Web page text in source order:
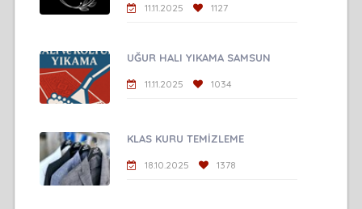
11.11.2025 1127
UĞUR HALI YIKAMA SAMSUN
11.11.2025 1034
KLAS KURU TEMİZLEME
18.10.2025 1378